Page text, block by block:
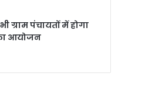
ग्राम पंचायतों में होगा
आयोजन